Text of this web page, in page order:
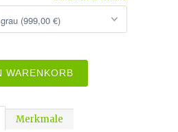
WARENKORB
Merkmale